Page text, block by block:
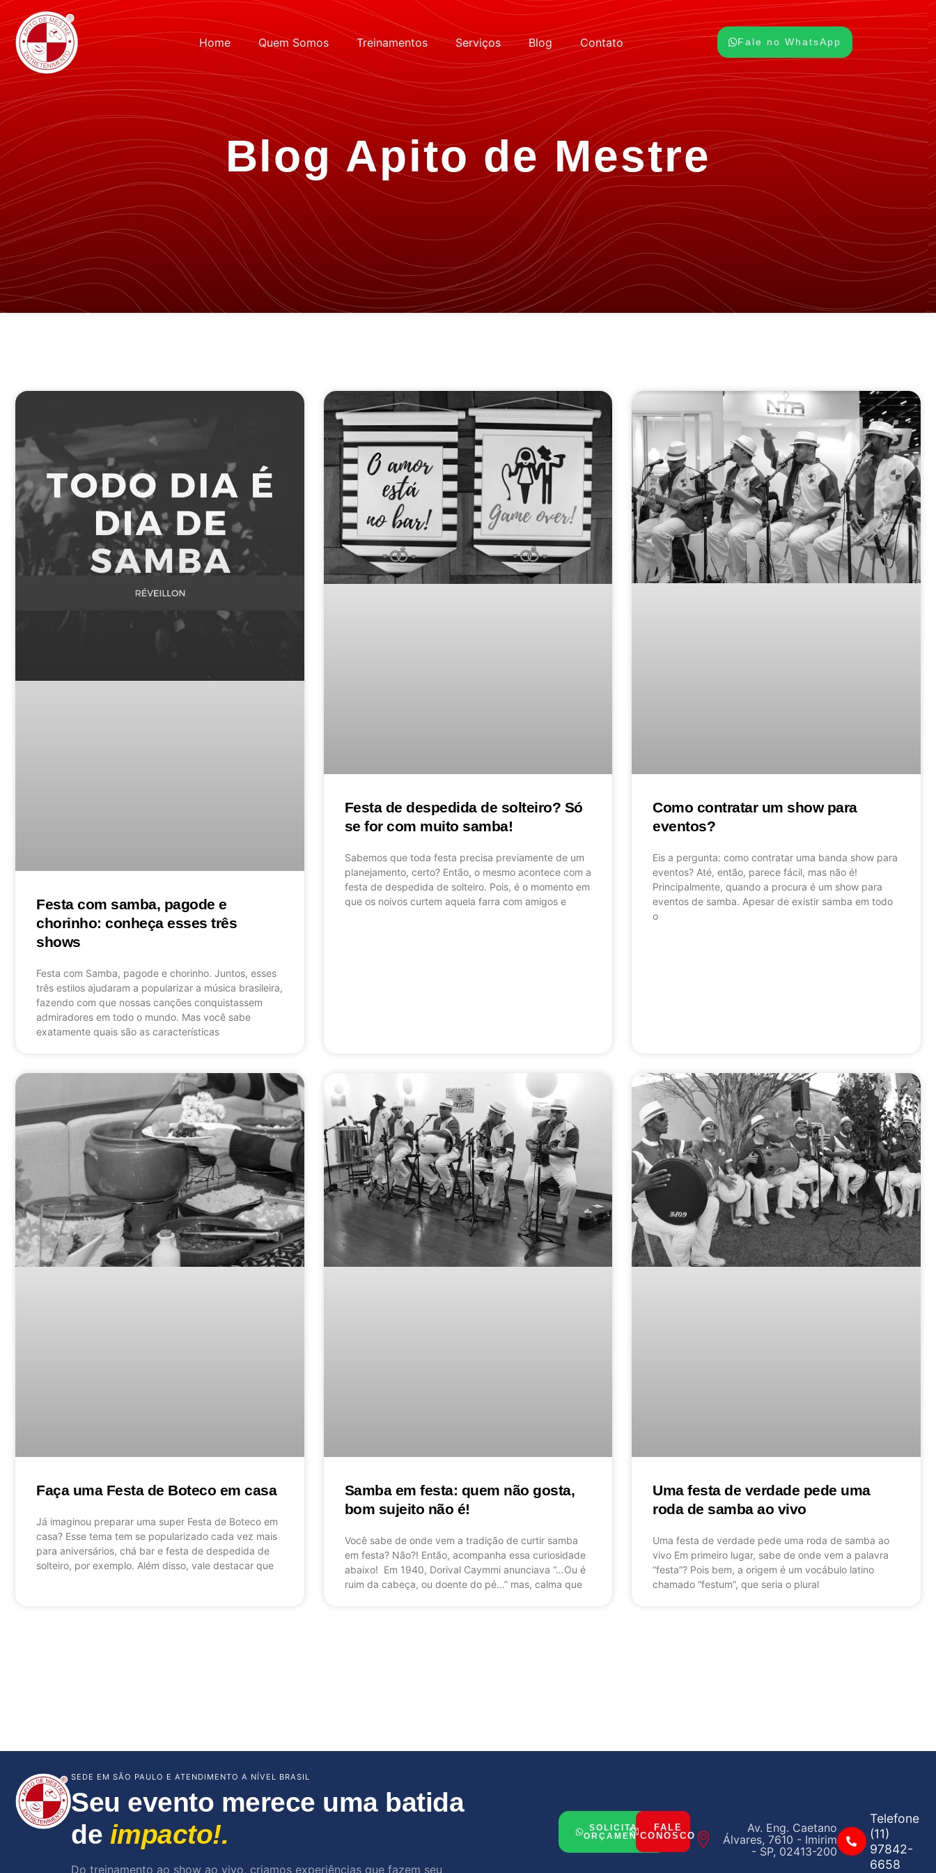
Home Quem Somos Treinamentos Serviços Blog Contato Fale no WhatsApp
Blog Apito de Mestre
Festa com samba, pagode e
chorinho: conheça esses três
shows
Festa com Samba, pagode e chorinho. Juntos, esses
três estilos ajudaram a popularizar a música brasileira,
fazendo com que nossas canções conquistassem
admiradores em todo o mundo. Mas você sabe
exatamente quais são as características
Festa de despedida de solteiro? Só
se for com muito samba!
Sabemos que toda festa precisa previamente de um
planejamento, certo? Então, o mesmo acontece com a
festa de despedida de solteiro. Pois, é o momento em
que os noivos curtem aquela farra com amigos e
Como contratar um show para
eventos?
Eis a pergunta: como contratar uma banda show para
eventos? Até, então, parece fácil, mas não é!
Principalmente, quando a procura é um show para
eventos de samba. Apesar de existir samba em todo
o
Faça uma Festa de Boteco em casa
Já imaginou preparar uma super Festa de Boteco em
casa? Esse tema tem se popularizado cada vez mais
para aniversários, chá bar e festa de despedida de
solteiro, por exemplo. Além disso, vale destacar que
Samba em festa: quem não gosta,
bom sujeito não é!
Você sabe de onde vem a tradição de curtir samba
em festa? Não?! Então, acompanha essa curiosidade
abaixo! Em 1940, Dorival Caymmi anunciava “…Ou é
ruim da cabeça, ou doente do pé…” mas, calma que
Uma festa de verdade pede uma
roda de samba ao vivo
Uma festa de verdade pede uma roda de samba ao
vivo Em primeiro lugar, sabe de onde vem a palavra
“festa”? Pois bem, a origem é um vocábulo latino
chamado “festum”, que seria o plural
SEDE EM SÃO PAULO E ATENDIMENTO A NÍVEL BRASIL
Seu evento merece uma batida
de impacto!.
Do treinamento ao show ao vivo, criamos experiências que fazem seu
SOLICITAR
ORÇAMENTO
FALE
CONOSCO
Av. Eng. Caetano
Álvares, 7610 - Imirim
- SP, 02413-200
Telefone
(11)
97842-
6658